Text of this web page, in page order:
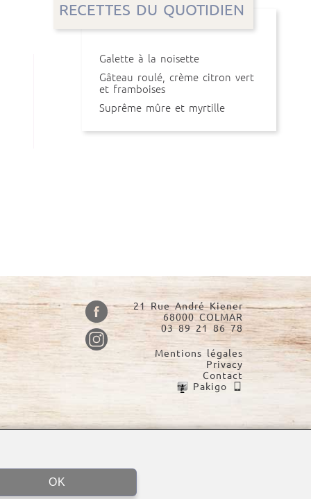
RECETTES DU QUOTIDIEN
Galette à la noisette
Gâteau roulé, crème citron vert
et framboises
Suprême mûre et myrtille
21 Rue André Kiener
68000 COLMAR
03 89 21 86 78
Mentions légales
Privacy
Contact
Pakigo
OK